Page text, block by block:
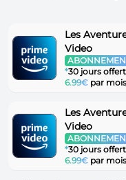
Les
Video
*30 jours
6.99€ par mois
Les
Video
*30 jours
6.99€ par mois